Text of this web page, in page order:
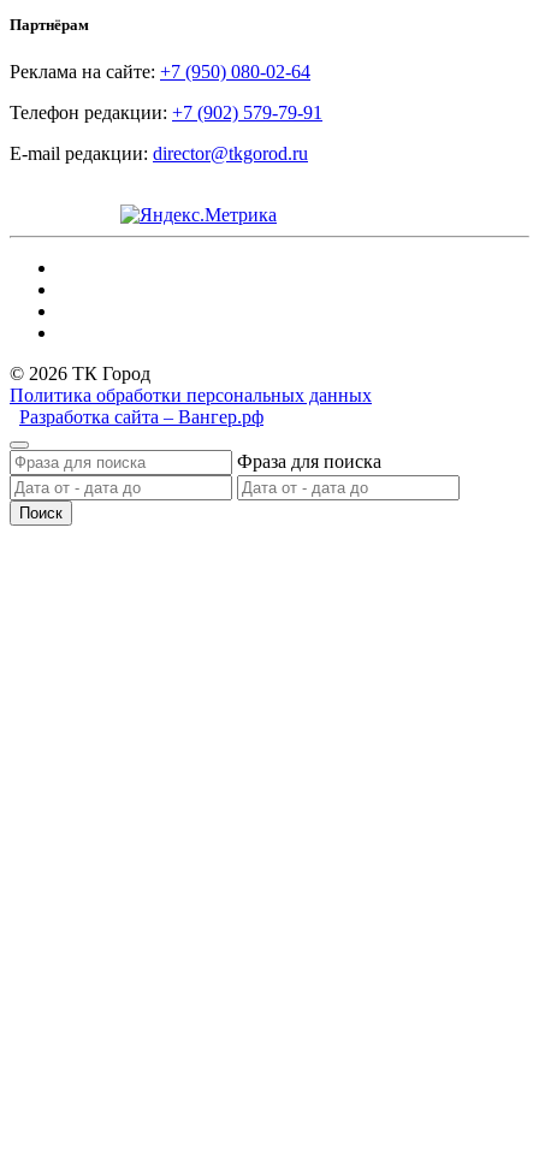
Партнёрам
Реклама на сайте: +7 (950) 080-02-64
Телефон редакции: +7 (902) 579-79-91
E-mail редакции: director@tkgorod.ru
© 2026 ТК Город
Политика обработки персональных данных
Разработка сайта – Вангер.рф
Фраза для поиска
Поиск